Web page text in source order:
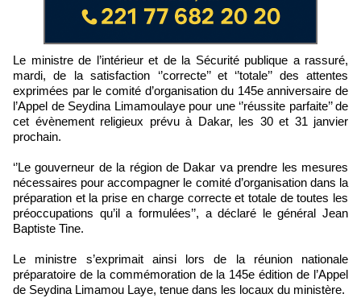
Le ministre de l’intérieur et de la Sécurité publique a rassuré,
mardi, de la satisfaction ‘’correcte’’ et ‘’totale’’ des attentes
exprimées par le comité d’organisation du 145e anniversaire de
l’Appel de Seydina Limamoulaye pour une ‘’réussite parfaite’’ de
cet évènement religieux prévu à Dakar, les 30 et 31 janvier
prochain.
‘’Le gouverneur de la région de Dakar va prendre les mesures
nécessaires pour accompagner le comité d’organisation dans la
préparation et la prise en charge correcte et totale de toutes les
préoccupations qu’il a formulées’’, a déclaré le général Jean
Baptiste Tine.
Le ministre s’exprimait ainsi lors de la réunion nationale
préparatoire de la commémoration de la 145e édition de l’Appel
de Seydina Limamou Laye, tenue dans les locaux du ministère.